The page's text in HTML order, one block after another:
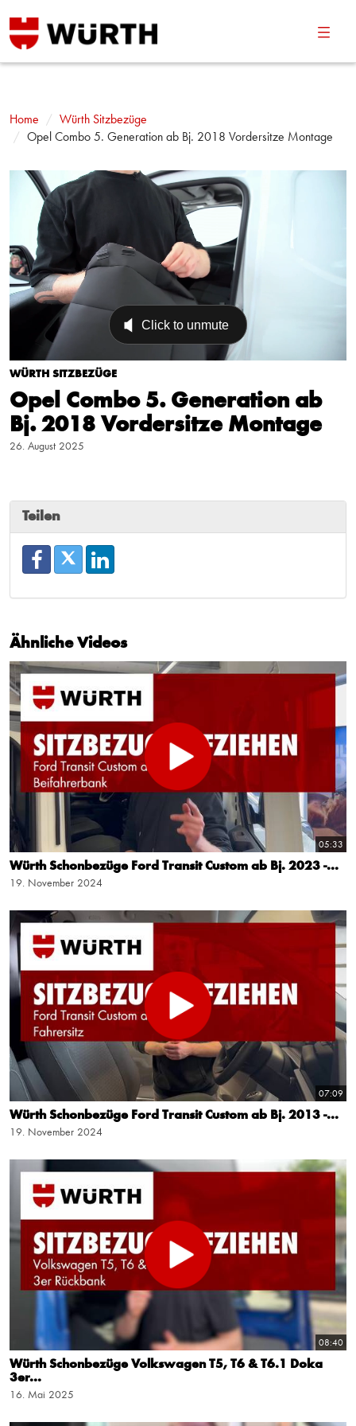
Home
Würth Sitzbezüge
Opel Combo 5. Generation ab Bj. 2018 Vordersitze Montage
WÜRTH SITZBEZÜGE
Opel Combo 5. Generation ab
Bj. 2018 Vordersitze Montage
26. August 2025
Teilen
Ähnliche Videos
05:33
Würth Schonbezüge Ford Transit Custom ab Bj. 2023 -...
19. November 2024
07:09
Würth Schonbezüge Ford Transit Custom ab Bj. 2013 -...
19. November 2024
08:40
Würth Schonbezüge Volkswagen T5, T6 & T6.1 Doka
3er...
16. Mai 2025